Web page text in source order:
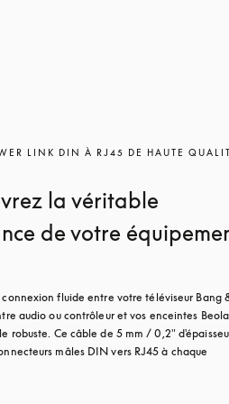
LINK DIN À RJ45 DE HAUTE
la véritable
de votre
connexion fluide entre votre téléviseur Bang
audio ou contrôleur et vos enceintes
robuste. Ce câble de 5 mm / 0,2"
mâles DIN vers RJ45 à chaque